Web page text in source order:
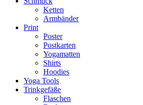
Ketten
Armbänder
Print
Poster
Postkarten
Yogamatten
Shirts
Hoodies
Yoga Tools
Trinkgefäße
Flaschen